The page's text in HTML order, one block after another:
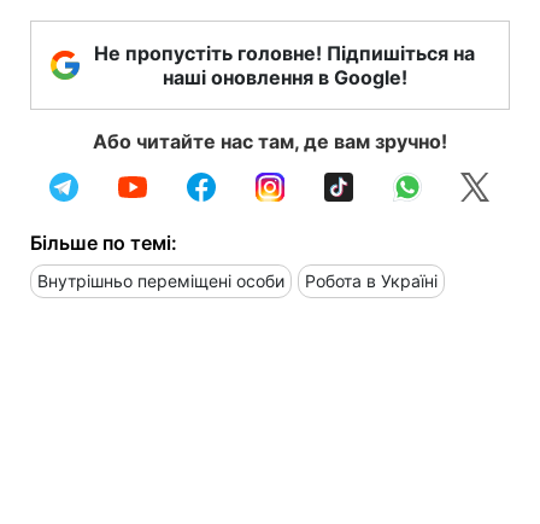
Не пропустіть головне! Підпишіться на
наші оновлення в Google!
Або читайте нас там, де вам зручно!
Більше по темі:
Внутрішньо переміщені особи Робота в Україні